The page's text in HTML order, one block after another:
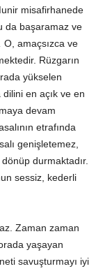
misafirhanede
da başaramaz ve
amaçsızca ve
Rüzgarın
yükselen
en açık ve en
devam
etrafında
genişletemez,
durmaktadır.
sessiz, kederli
Zaman zaman
yaşayan
savuşturmayı iyi